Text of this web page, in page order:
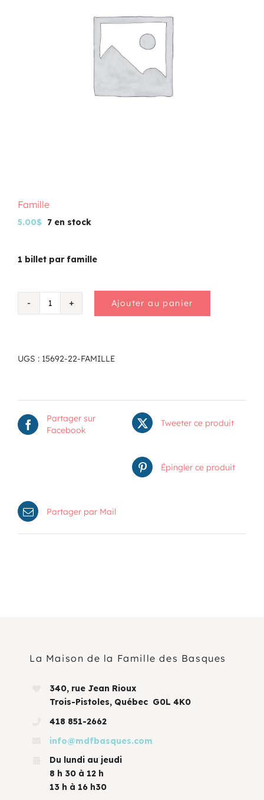
Famille
5.00$ 7 en stock
1 billet par famille
quantité
Ajouter au panier
UGS : 15692-22-FAMILLE
Partager sur
Facebook
Tweeter ce produit
Épingler ce produit
Partager par Mail
La Maison de la Famille des Basques
340, rue Jean Rioux
Trois-Pistoles, Québec G0L 4K0
418 851-2662
info@mdfbasques.com
Du lundi au jeudi
8 h 30 à 12 h
13 h à 16 h30